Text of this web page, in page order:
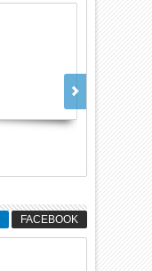
FACEBOOK